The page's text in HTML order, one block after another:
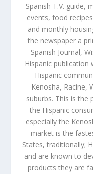
Spanish T.V. guide,
events, food
and monthly
the newspaper a
Spanish Journal,
Hispanic
Hispanic
Kenosha, Racine,
suburbs. This is the
the Hispanic
especially the
market is the
States, traditionally;
and are known to
products they are